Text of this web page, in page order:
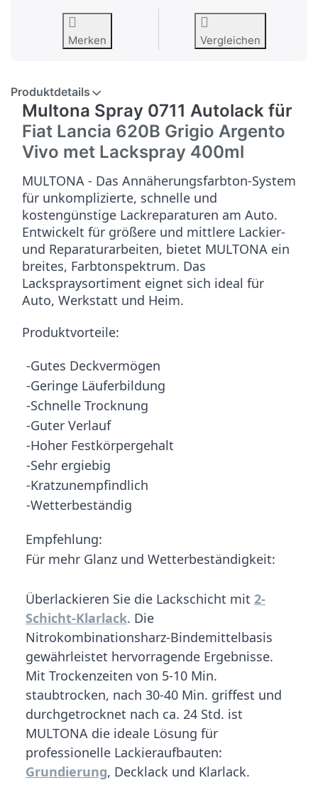
Merken Vergleichen
Produktdetails
Multona Spray 0711 Autolack für
Fiat Lancia 620B Grigio Argento
Vivo met Lackspray 400ml
MULTONA - Das Annäherungsfarbton-System
für unkomplizierte, schnelle und
kostengünstige Lackreparaturen am Auto.
Entwickelt für größere und mittlere Lackier-
und Reparaturarbeiten, bietet MULTONA ein
breites, Farbtonspektrum. Das
Lackspraysortiment eignet sich ideal für
Auto, Werkstatt und Heim.
Produktvorteile:
-Gutes Deckvermögen
-Geringe Läuferbildung
-Schnelle Trocknung
-Guter Verlauf
-Hoher Festkörpergehalt
-Sehr ergiebig
-Kratzunempfindlich
-Wetterbeständig
Empfehlung:
Für mehr Glanz und Wetterbeständigkeit:
Überlackieren Sie die Lackschicht mit 2-
Schicht-Klarlack. Die
Nitrokombinationsharz-Bindemittelbasis
gewährleistet hervorragende Ergebnisse.
Mit Trockenzeiten von 5-10 Min.
staubtrocken, nach 30-40 Min. griffest und
durchgetrocknet nach ca. 24 Std. ist
MULTONA die ideale Lösung für
professionelle Lackieraufbauten:
Grundierung, Decklack und Klarlack.